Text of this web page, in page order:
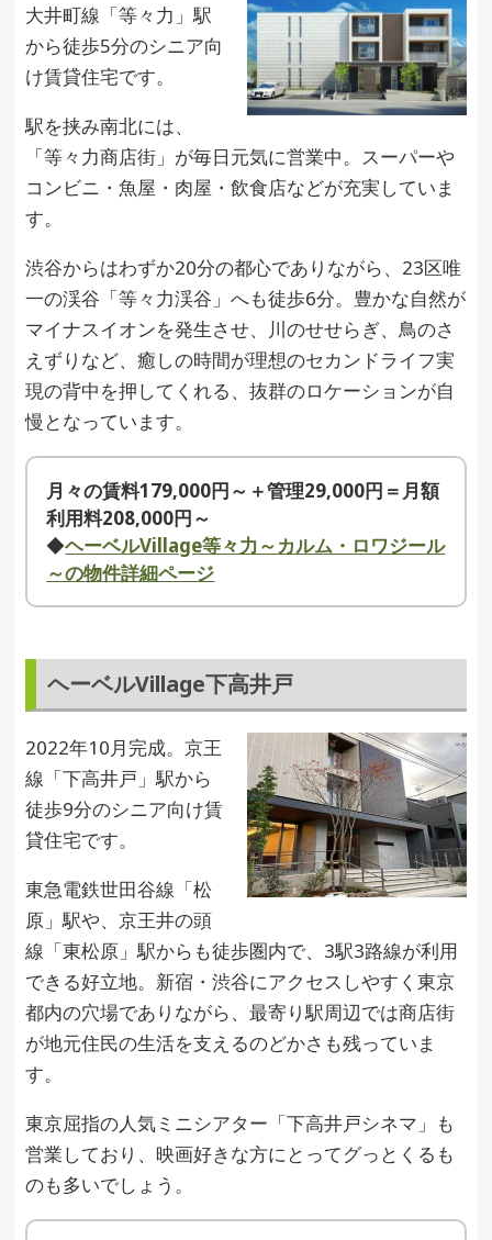
大井町線「等々力」駅
から徒歩5分のシニア向
け賃貸住宅です。
駅を挟み南北には、
「等々力商店街」が毎日元気に営業中。スーパーや
コンビニ・魚屋・肉屋・飲食店などが充実していま
す。
渋谷からはわずか20分の都心でありながら、23区唯
一の渓谷「等々力渓谷」へも徒歩6分。豊かな自然が
マイナスイオンを発生させ、川のせせらぎ、鳥のさ
えずりなど、癒しの時間が理想のセカンドライフ実
現の背中を押してくれる、抜群のロケーションが自
慢となっています。
月々の賃料179,000円～＋管理29,000円＝月額
利用料208,000円～
◆ヘーベルVillage等々力～カルム・ロワジール
～の物件詳細ページ
ヘーベルVillage下高井戸
2022年10月完成。京王
線「下高井戸」駅から
徒歩9分のシニア向け賃
貸住宅です。
東急電鉄世田谷線「松
原」駅や、京王井の頭
線「東松原」駅からも徒歩圏内で、3駅3路線が利用
できる好立地。新宿・渋谷にアクセスしやすく東京
都内の穴場でありながら、最寄り駅周辺では商店街
が地元住民の生活を支えるのどかさも残っていま
す。
東京屈指の人気ミニシアター「下高井戸シネマ」も
営業しており、映画好きな方にとってグっとくるも
のも多いでしょう。